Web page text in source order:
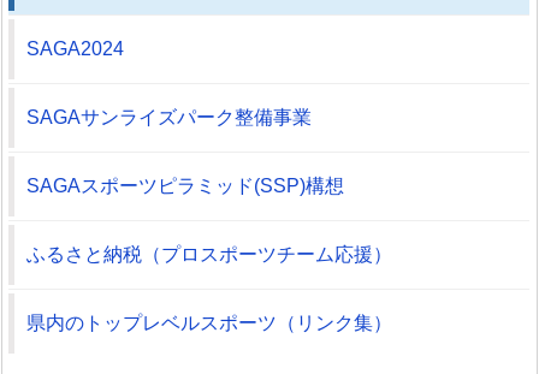
SAGA2024
SAGAサンライズパーク整備事業
SAGAスポーツピラミッド(SSP)構想
ふるさと納税（プロスポーツチーム応援）
県内のトップレベルスポーツ（リンク集）